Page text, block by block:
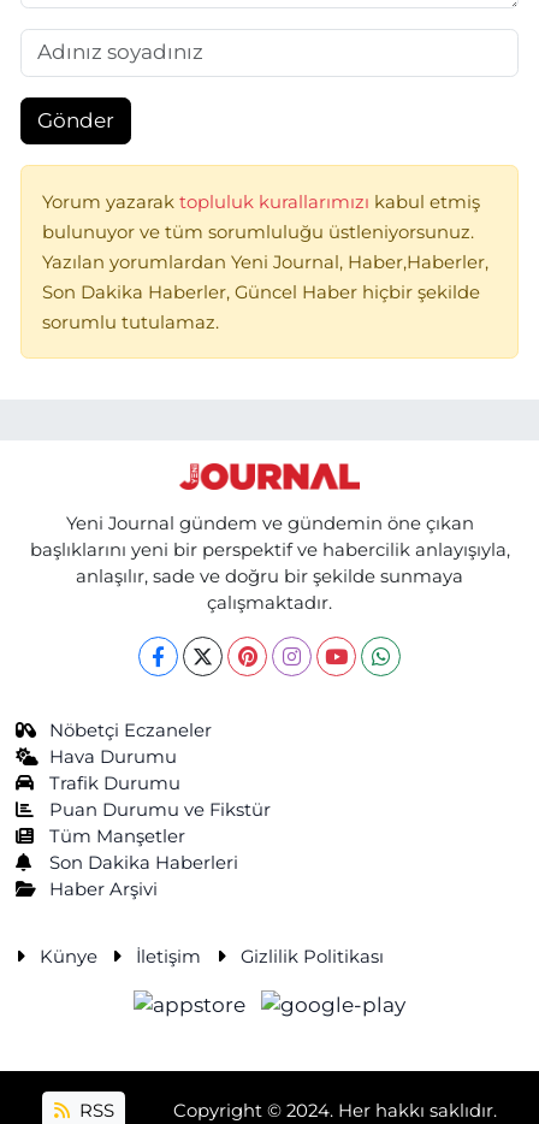
Gönder
Yorum yazarak topluluk kurallarımızı kabul etmiş
bulunuyor ve tüm sorumluluğu üstleniyorsunuz.
Yazılan yorumlardan Yeni Journal, Haber,Haberler,
Son Dakika Haberler, Güncel Haber hiçbir şekilde
sorumlu tutulamaz.
Yeni Journal gündem ve gündemin öne çıkan
başlıklarını yeni bir perspektif ve habercilik anlayışıyla,
anlaşılır, sade ve doğru bir şekilde sunmaya
çalışmaktadır.
Nöbetçi Eczaneler
Hava Durumu
Trafik Durumu
Puan Durumu ve Fikstür
Tüm Manşetler
Son Dakika Haberleri
Haber Arşivi
Künye İletişim Gizlilik Politikası
RSS Copyright © 2024. Her hakkı saklıdır.